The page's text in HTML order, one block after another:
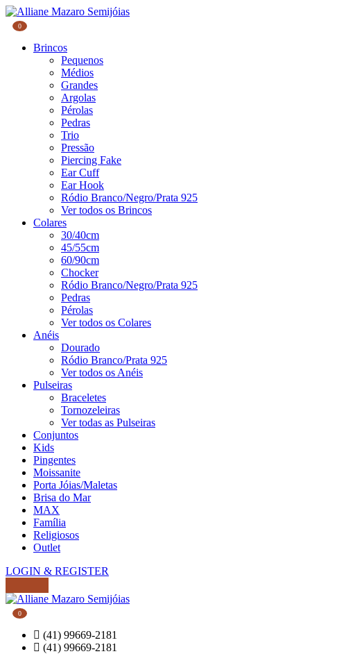
0
Brincos
Pequenos
Médios
Grandes
Argolas
Pérolas
Pedras
Trio
Pressão
Piercing Fake
Ear Cuff
Ear Hook
Ródio Branco/Negro/Prata 925
Ver todos os Brincos
Colares
30/40cm
45/55cm
60/90cm
Chocker
Ródio Branco/Negro/Prata 925
Pedras
Pérolas
Ver todos os Colares
Anéis
Dourado
Ródio Branco/Prata 925
Ver todos os Anéis
Pulseiras
Braceletes
Tornozeleiras
Ver todas as Pulseiras
Conjuntos
Kids
Pingentes
Moissanite
Porta Jóias/Maletas
Brisa do Mar
MAX
Família
Religiosos
Outlet
LOGIN & REGISTER
0
(41) 99669-2181
(41) 99669-2181